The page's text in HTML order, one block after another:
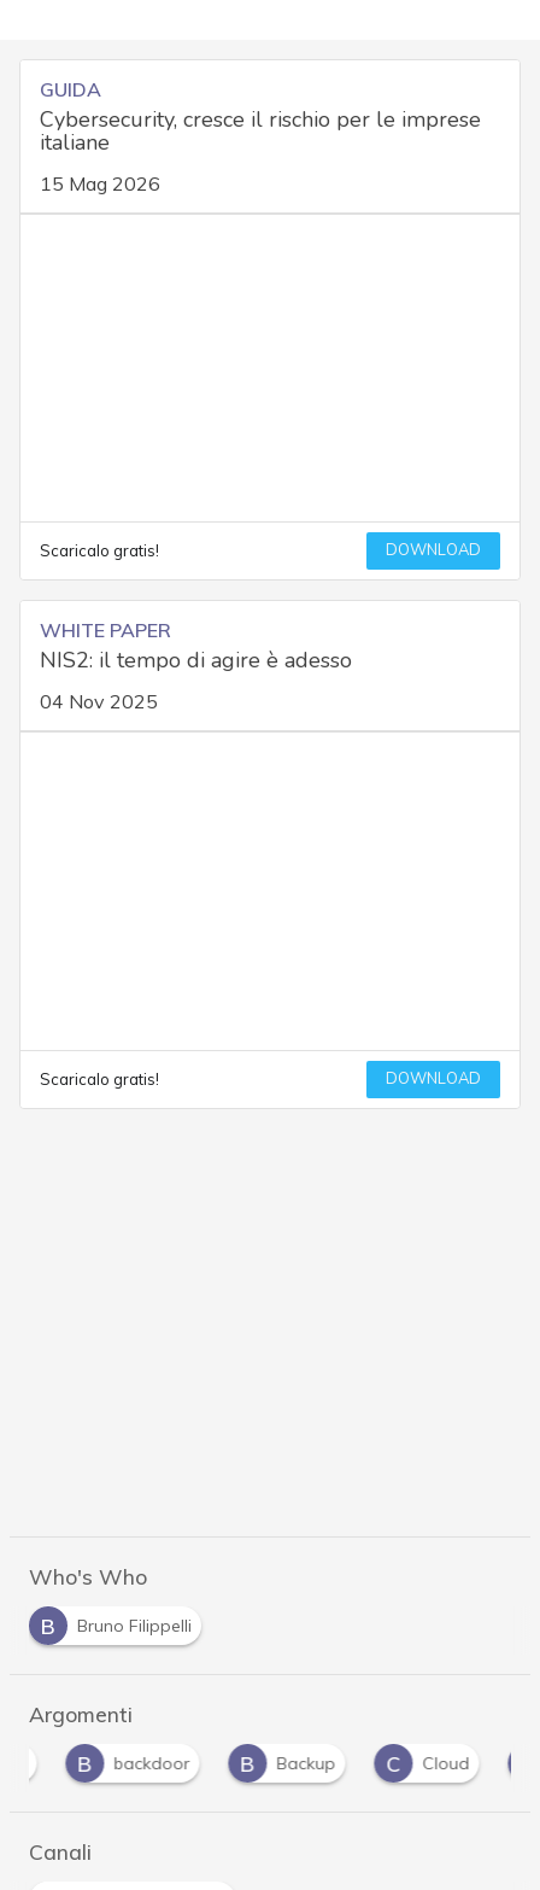
GUIDA
Cybersecurity, cresce il rischio per le imprese
italiane
15 Mag 2026
Scaricalo gratis! DOWNLOAD
WHITE PAPER
NIS2: il tempo di agire è adesso
04 Nov 2025
Scaricalo gratis! DOWNLOAD
Who's Who
B
Bruno Filippelli
Argomenti
backdoor Backup Cloud
Canali